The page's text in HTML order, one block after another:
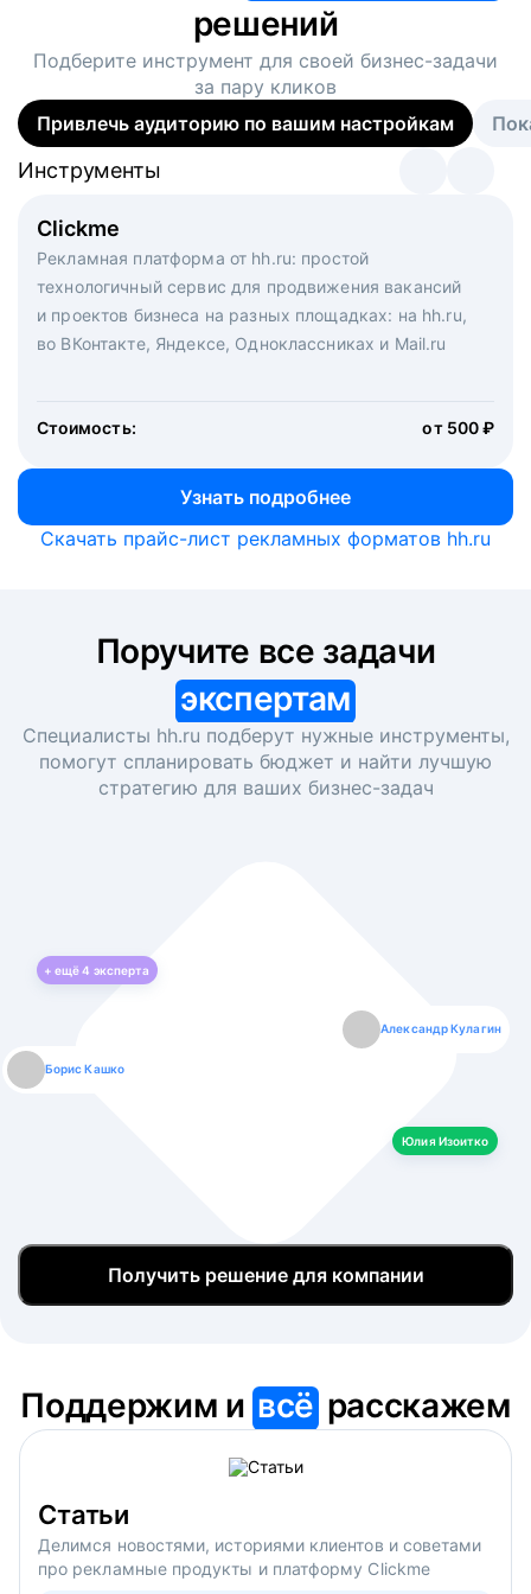
решений
Подберите инструмент для своей бизнес-задачи
за пару кликов
Привлечь аудиторию по вашим настройкам
Clickme
Рекламная платформа от hh.ru: простой
технологичный сервис для продвижения вакансий
и проектов бизнеса на разных площадках: на hh.ru,
во ВКонтакте, Яндексе, Одноклассниках и Mail.ru
Стоимость: от 500 ₽
Узнать подробнее
Инструменты
Вакансия дня
Рекламный формат для вакансий на главной странице
hh.ru. Увеличивает количество откликов
Инструменты
Массовый подбор под ключ. Решите, сколько
кандидатов и когда вам нужно, и за дело возьмутся
маркетологи, рекрутеры и проектные менеджеры
hh.ru с целым набором digital-инструментов
Инструменты
Скачать прайс-лист рекламных форматов hh.ru
экспертам
Специалисты hh.ru подберут нужные инструменты,
помогут спланировать бюджет и найти лучшую
стратегию для ваших бизнес-задач
+ ещё4 эксперта
Борис Кашко
Александр Кулагин
Юлия Изоитко
Юлия Изоитко
Даниил Макаров
Александр Кулагин
Екатерина Лазаренко
Даниил Макаров
Борис Кашко
Екатерина Лазаренко
Юлия Изоитко
Получить решение для компании
Поддержим ивсё расскажем
Статьи
Делимся новостями, историями клиентов и советами
про рекламные продукты и платформу Clickme